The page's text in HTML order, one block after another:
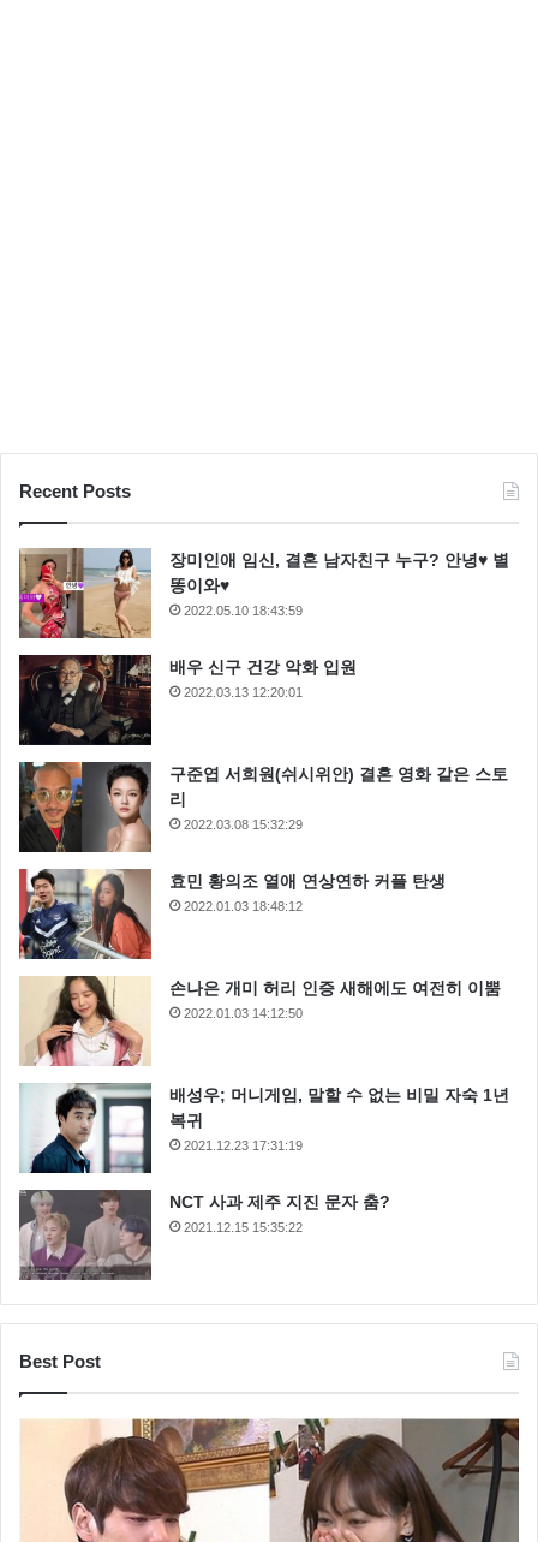
Recent Posts
장미인애 임신, 결혼 남자친구 누구? 안녕♥ 별
똥이와♥
2022.05.10 18:43:59
배우 신구 건강 악화 입원
2022.03.13 12:20:01
구준엽 서희원(쉬시위안) 결혼 영화 같은 스토
리
2022.03.08 15:32:29
효민 황의조 열애 연상연하 커플 탄생
2022.01.03 18:48:12
손나은 개미 허리 인증 새해에도 여전히 이뿜
2022.01.03 14:12:50
배성우; 머니게임, 말할 수 없는 비밀 자숙 1년
복귀
2021.12.23 17:31:19
NCT 사과 제주 지진 문자 춤?
2021.12.15 15:35:22
Best Post